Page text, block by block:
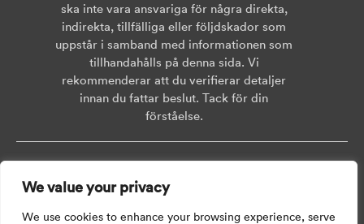
We value your privacy
We use cookies to enhance your browsing experience, serve
ska inte vara ansvariga för några direkta,
indirekta, tillfälliga eller följdskador som
uppstår i samband med informationen som
tillhandahålls på denna sida. Vi
rekommenderar att du verifierar detaljer
innan du fattar beslut. Tack för din
förståelse.
Room 903-905, No. 18, Alley 600, Nanchezhan Road, Huangpu District,